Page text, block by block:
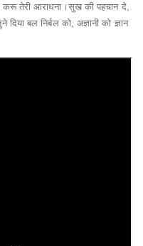
तेरी आराधना। सुख की पहचान दे,
दिया बल निर्बल को, अज्ञानी को ज्ञान